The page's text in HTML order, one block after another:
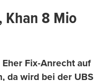
Khan 8 Mio
Fix-Anrecht auf
da wird bei der UBS